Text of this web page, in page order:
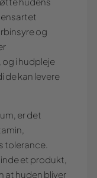
og
i hudpleje
de kan levere
er det
tolerance.
et produkt,
at huden bliver